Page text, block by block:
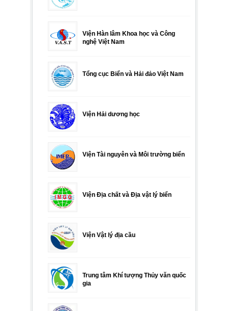
Viện Hàn lâm Khoa học và Công
nghệ Việt Nam
Tổng cục Biển và Hải đảo Việt Nam
Viện Hải dương học
Viện Tài nguyên và Môi trường biển
Viện Địa chất và Địa vật lý biển
Viện Vật lý địa cầu
Trung tâm Khí tượng Thủy văn quốc
gia